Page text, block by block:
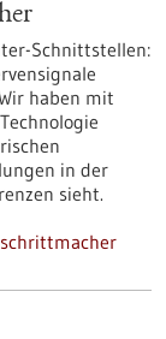
Schnittstellen:
haben mit
in der
sieht.